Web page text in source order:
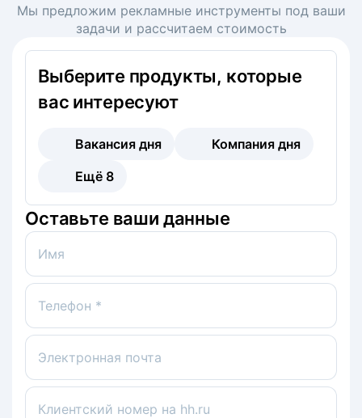
Мы предложим рекламные инструменты под ваши
задачи и рассчитаем стоимость
Выберите продукты, которые
вас интересуют
Вакансия дня
Компания дня
Ещё 8
Оставьте ваши данные
Имя
Телефон *
Электронная почта
Клиентский номер на hh.ru